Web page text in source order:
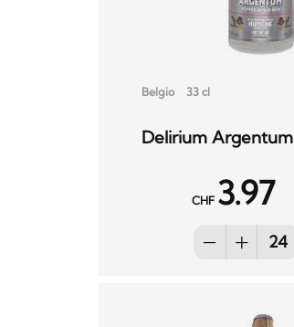
Belgio 33 cl
Delirium Argentum
CHF 3.97